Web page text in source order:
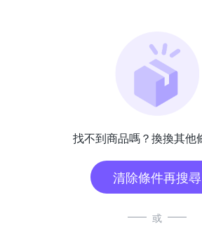
找不到商品嗎？換換其他
清除條件再搜尋
或